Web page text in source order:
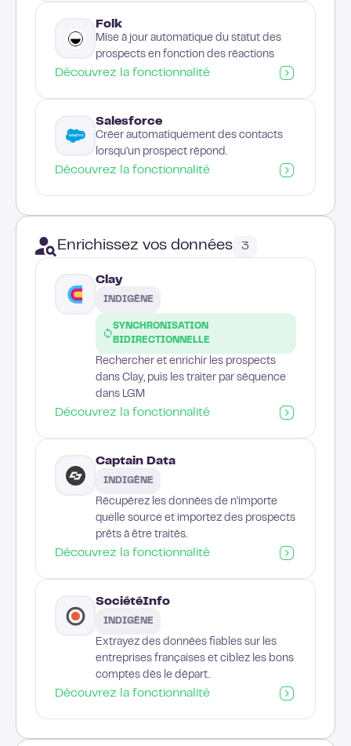
Folk
Mise à jour automatique du statut des
prospects en fonction des réactions
Découvrez la fonctionnalité
Salesforce
Créer automatiquement des contacts
lorsqu'un prospect répond.
Découvrez la fonctionnalité
Enrichissez vos données 3
Clay
INDIGÈNE
SYNCHRONISATION
BIDIRECTIONNELLE
Rechercher et enrichir les prospects
dans Clay, puis les traiter par séquence
dans LGM
Découvrez la fonctionnalité
Captain Data
INDIGÈNE
Récupérez les données de n'importe
quelle source et importez des prospects
prêts à être traités.
Découvrez la fonctionnalité
SociétéInfo
INDIGÈNE
Extrayez des données fiables sur les
entreprises françaises et ciblez les bons
comptes dès le départ.
Découvrez la fonctionnalité